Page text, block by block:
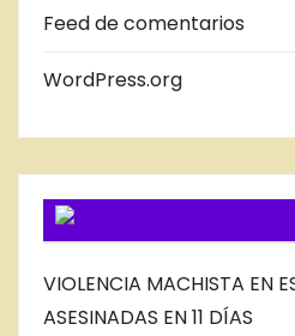
B
O
G
Feed de comentarios
WordPress.org
VIOLENCIA MACHISTA EN
ASESINADAS EN 11 DÍAS